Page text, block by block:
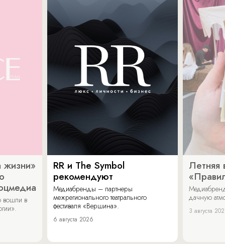
жизни»
вошли в
RR и The Symbol
рекомендуют
Медиабренды – партнеры
межрегионального театрального
фестиваля «Вершина».
6 августа 2026
Летняя
дачную
3 августа